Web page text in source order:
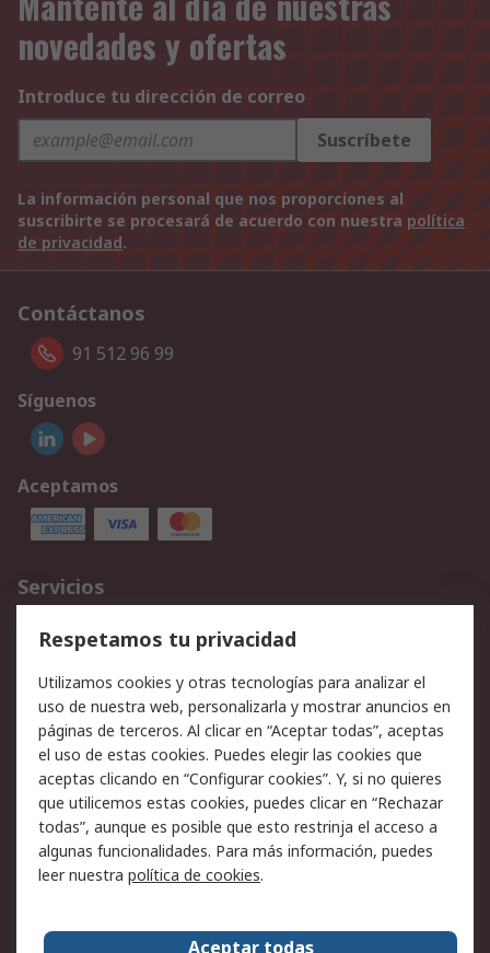
novedades y ofertas
Introduce tu dirección de correo
Suscríbete
La información personal que nos proporciones al
suscribirte se procesará de acuerdo con nuestra política
de privacidad.
Contáctanos
91 512 96 99
Síguenos
Aceptamos
Servicios
Cómo realizar pedidos
Devoluciones
Facturación y pago
Ofertas
Soporte técnico
Legal
Aviso legal
Política de privacidad -
Actualizada
Política sobre cookies
Seguridad de emails
Certificaciones de
Condiciones de venta
Respetamos tu privacidad
Utilizamos cookies y otras tecnologías para analizar el
uso de nuestra web, personalizarla y mostrar anuncios en
páginas de terceros. Al clicar en “Aceptar todas”, aceptas
el uso de estas cookies. Puedes elegir las cookies que
aceptas clicando en “Configurar cookies”. Y, si no quieres
que utilicemos estas cookies, puedes clicar en “Rechazar
todas”, aunque es posible que esto restrinja el acceso a
algunas funcionalidades. Para más información, puedes
leer nuestra política de cookies.
Aceptar todas